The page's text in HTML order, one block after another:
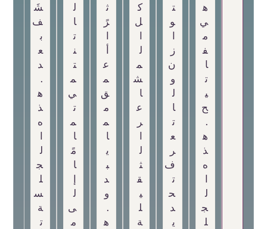
ه
ي
م
ف
ا
ت
ي
ح
.
ه
ذ
ه
ا
ل
ج
ل
ت
و
ا
ز
ن
و
ل
ا
ت
ع
ر
ف
ت
ح
د
ي
ك
ل
ا
ل
م
ش
ا
ع
ر
ا
ل
ث
ق
ي
ل
ة
ث
رً
ا
أ
ع
م
ق
م
م
ا
ي
ب
د
و
.
ه
ل
ا
ت
ن
ت
م
ي
ت
م
ا
مً
ا
إ
ل
ى
م
شَ
ف
ب
ع
د
.
ه
ذ
ه
ا
ل
ج
ل
س
ة
ت